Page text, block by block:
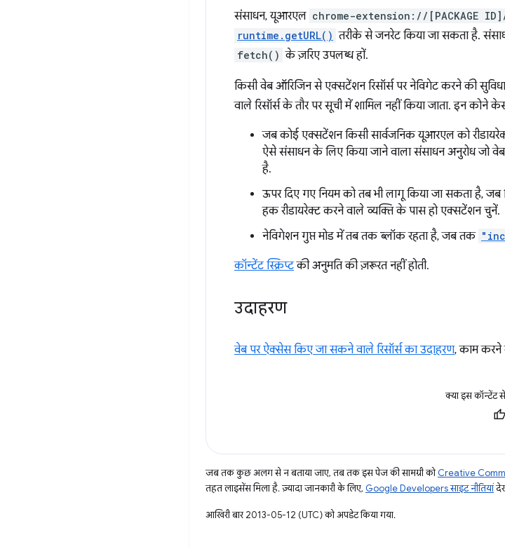
संसाधन, यूआरएल chrome-extension://[PACKAGE
runtime.getURL() तरीके से जनरेट किया जा सकता है.
fetch() के ज़रिए उपलब्ध हों.
किसी वेब ऑरिजिन से एक्सटेंशन रिसॉर्स पर नेविगेट करने की
वाले रिसॉर्स के तौर पर सूची में शामिल नहीं किया जाता. इन कोने
जब कोई एक्सटेंशन किसी सार्वजनिक यूआरएल को
ऐसे संसाधन के लिए किया जाने वाला संसाधन अनुरोध जो
है.
ऊपर दिए गए नियम को तब भी लागू किया जा सकता है,
हक रीडायरेक्ट करने वाले व्यक्ति के पास हो एक्सटेंशन चुनें.
नेविगेशन गुप्त मोड में तब तक ब्लॉक रहता है, जब तक
कॉन्टेंट स्क्रिप्टकी अनुमति की ज़रूरत नहीं होती.
उदाहरण
वेब पर ऐक्सेस किए जा सकने वाले रिसॉर्स का उदाहरण, काम करने
क्या इस कॉन्टेंट
जब तक कुछ अलग से न बताया जाए, तब तक इस पेज की सामग्री कोCreative
तहत लाइसेंस मिला है. ज़्यादा जानकारी के लिए, Google Developers साइट नीतियां
आखिरी बार 2013-05-12 (UTC) को अपडेट किया गया.